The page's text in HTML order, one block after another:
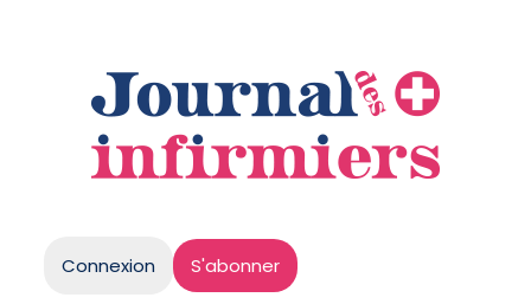
Connexion S'abonner